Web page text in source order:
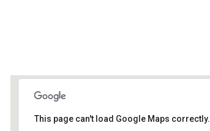
Inkubator Kultury - Pireus
This page can't load Google Maps correctly.